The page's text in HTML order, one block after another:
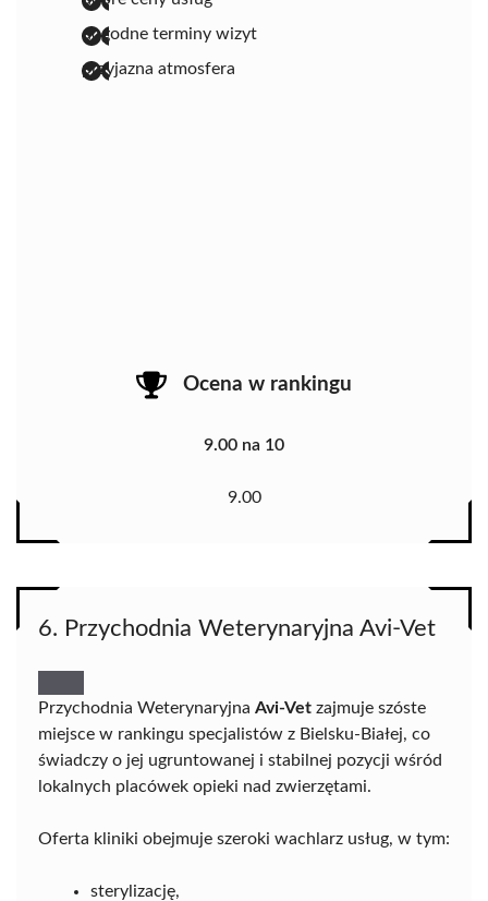
dogodne terminy wizyt
przyjazna atmosfera
Ocena w rankingu
9.00 na 10
9.00
6. Przychodnia Weterynaryjna Avi-Vet
Przychodnia Weterynaryjna Avi-Vet zajmuje szóste
miejsce w rankingu specjalistów z Bielsku-Białej, co
świadczy o jej ugruntowanej i stabilnej pozycji wśród
lokalnych placówek opieki nad zwierzętami.
Oferta kliniki obejmuje szeroki wachlarz usług, w tym:
sterylizację,